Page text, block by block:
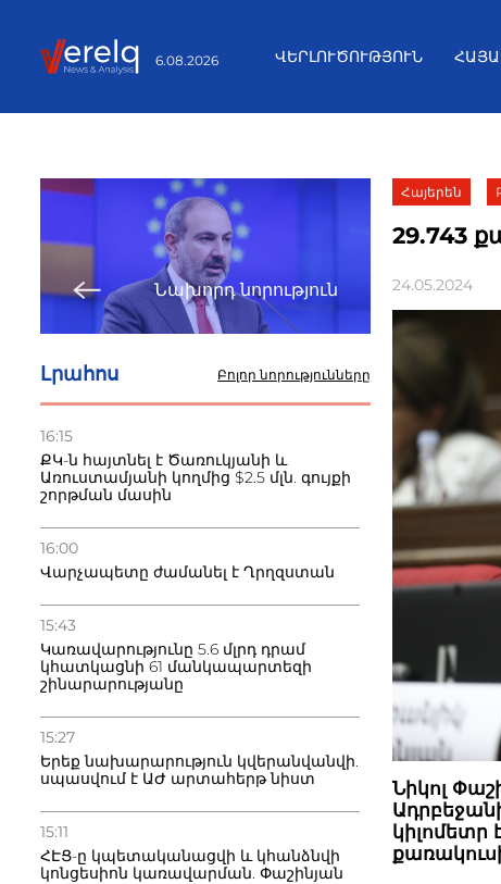
6.08.2026 ՎԵՐԼՈՒԾՈՒԹՅՈՒՆ
Նախորդ նորություն
Լրահոս Բոլոր նորությունները
16:15
ՔԿ-ն հայտնել է Ծառուկյանի և
Առուստամյանի կողմից $2.5 մլն. գույքի
շորթման մասին
16:00
Վարչապետը ժամանել է Ղրղզստան
15:43
Կառավարությունը 5.6 մլրդ դրամ
կհատկացնի 61 մանկապարտեզի
շինարարությանը
15:27
Երեք նախարարություն կվերանվանվի.
սպասվում է ԱԺ արտահերթ նիստ
15:11
ՀԷՑ-ը կպետականացվի և կհանձնվի
կոնցեսիոն կառավարման. Փաշինյան
Հայերեն
29.743
24.05.2024
Նիկոլ
կիլոմետր